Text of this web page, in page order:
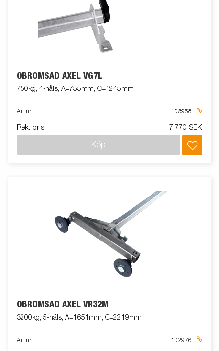
OBROMSAD AXEL VG7L
750kg, 4-håls, A=755mm, C=1245mm
Art nr 103958
Rek. pris 7 770 SEK
Köp
OBROMSAD AXEL VR32M
3200kg, 5-håls, A=1651mm, C=2219mm
Art nr 102976